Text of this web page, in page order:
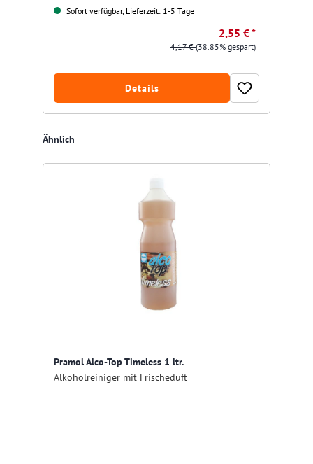
Sofort verfügbar, Lieferzeit: 1-5 Tage
2,55 € *
4,17 €(38.85% gespart)
Details
Produktgalerie überspringen
Ähnlich
Pramol Alco-Top Timeless 1 ltr.
Alkoholreiniger mit Frischeduft